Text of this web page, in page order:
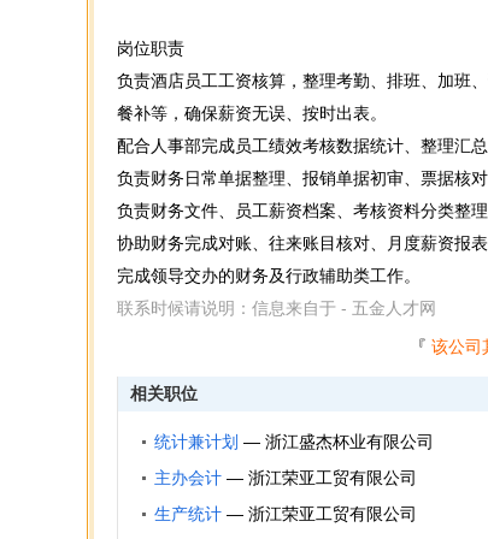
岗位职责
负责酒店员工工资核算，整理考勤、排班、加班
餐补等，确保薪资无误、按时出表。
配合人事部完成员工绩效考核数据统计、整理汇
负责财务日常单据整理、报销单据初审、票据核
负责财务文件、员工薪资档案、考核资料分类整
协助财务完成对账、往来账目核对、月度薪资报
完成领导交办的财务及行政辅助类工作。
联系时候请说明：信息来自于 - 五金人才网
『 该公司
相关职位
统计兼计划 — 浙江盛杰杯业有限公司
主办会计 — 浙江荣亚工贸有限公司
生产统计 — 浙江荣亚工贸有限公司